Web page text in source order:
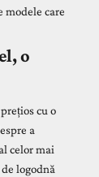
modele care
o
cu o
a
celor mai
logodnă